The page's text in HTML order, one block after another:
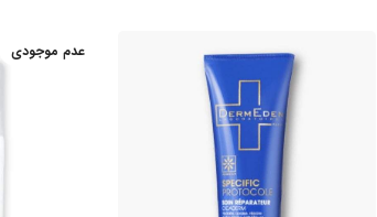
عدم موجودی